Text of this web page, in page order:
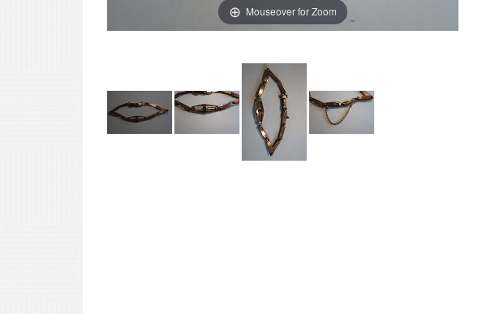
Mouseover for Zoom